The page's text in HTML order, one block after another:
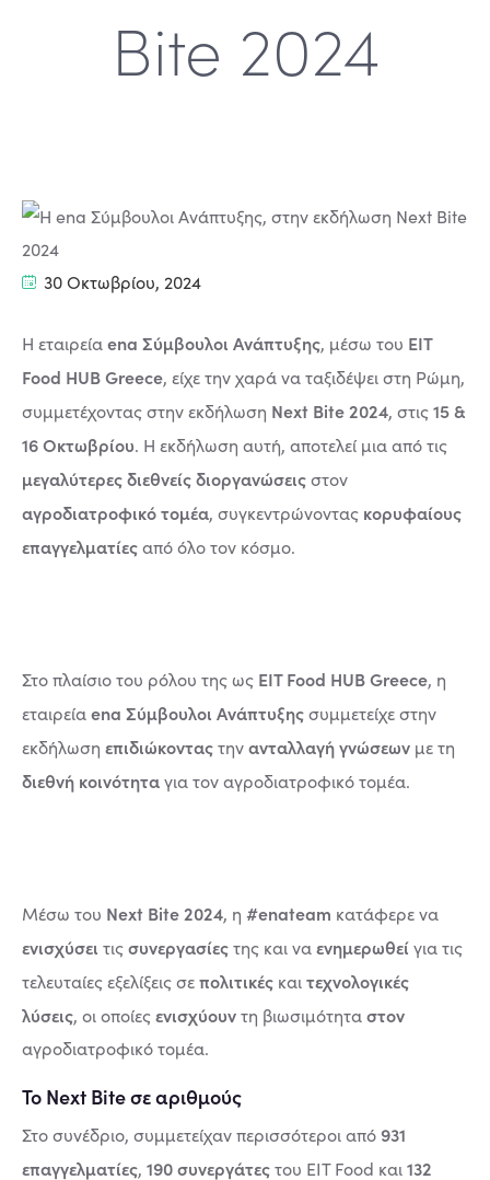
Bite 2024
30 Οκτωβρίου, 2024
Η εταιρείαena Σύμβουλοι Ανάπτυξης, μέσω του EIT
Food HUB Greece, είχε την χαρά να ταξιδέψει στη Ρώμη,
συμμετέχοντας στην εκδήλωση Next Bite 2024, στις15 &
16 Οκτωβρίου. Η εκδήλωση αυτή, αποτελεί μια από τις
μεγαλύτερες διεθνείς διοργανώσειςστον
αγροδιατροφικό τομέα, συγκεντρώνοντας κορυφαίους
επαγγελματίεςαπό όλο τον κόσμο.
Στο πλαίσιο του ρόλου της ως EIT Food HUB Greece, η
εταιρείαena Σύμβουλοι Ανάπτυξηςσυμμετείχε στην
εκδήλωση επιδιώκονταςτηνανταλλαγή γνώσεων με τη
διεθνή κοινότηταγια τον αγροδιατροφικό τομέα.
Μέσω του Next Bite 2024, η #enateam κατάφερε να
ενισχύσει τιςσυνεργασίεςτης και ναενημερωθείγια τις
τελευταίες εξελίξεις σεπολιτικές καιτεχνολογικές
λύσεις, οι οποίεςενισχύουντη βιωσιμότηταστον
αγροδιατροφικό τομέα.
Το Next Bite σε αριθμούς
Στο συνέδριο, συμμετείχαν περισσότεροι από 931
επαγγελματίες, 190 συνεργάτεςτου EIT Food και132